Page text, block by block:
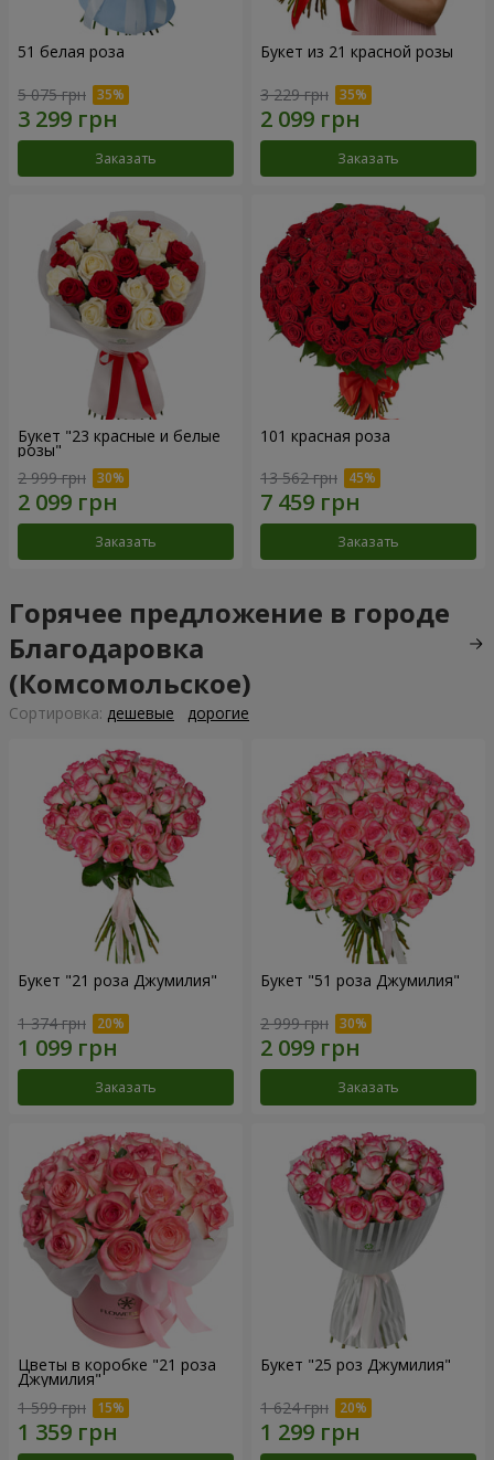
51 белая роза
5 075 грн
Заказать
Букет из 21 красной розы
3 229 грн
Заказать
Букет "23 красные и белые
розы"
2 999 грн
Заказать
101 красная роза
13 562 грн
Заказать
Горячее предложение в городе
Благодаровка
(Комсомольское)
Cортировка: дешевые дорогие
Букет "21 роза Джумилия"
1 374 грн
Заказать
Букет "51 роза Джумилия"
2 999 грн
Заказать
Цветы в коробке "21 роза
Джумилия"
1 599 грн
Букет "25 роз Джумилия"
1 624 грн